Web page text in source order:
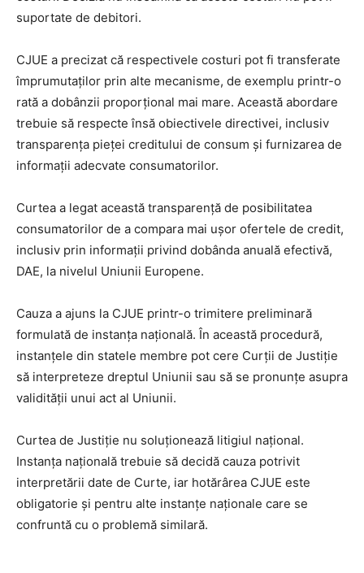
suportate de debitori.
CJUE a precizat că respectivele costuri pot fi transferate
împrumutaților prin alte mecanisme, de exemplu printr-o
rată a dobânzii proporțional mai mare. Această abordare
trebuie să respecte însă obiectivele directivei, inclusiv
transparența pieței creditului de consum și furnizarea de
informații adecvate consumatorilor.
Curtea a legat această transparență de posibilitatea
consumatorilor de a compara mai ușor ofertele de credit,
inclusiv prin informații privind dobânda anuală efectivă,
DAE, la nivelul Uniunii Europene.
Cauza a ajuns la CJUE printr-o trimitere preliminară
formulată de instanța națională. În această procedură,
instanțele din statele membre pot cere Curții de Justiție
să interpreteze dreptul Uniunii sau să se pronunțe asupra
validității unui act al Uniunii.
Curtea de Justiție nu soluționează litigiul național.
Instanța națională trebuie să decidă cauza potrivit
interpretării date de Curte, iar hotărârea CJUE este
obligatorie și pentru alte instanțe naționale care se
confruntă cu o problemă similară.